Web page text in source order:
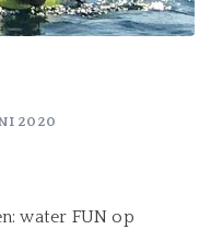
2020
water FUN op